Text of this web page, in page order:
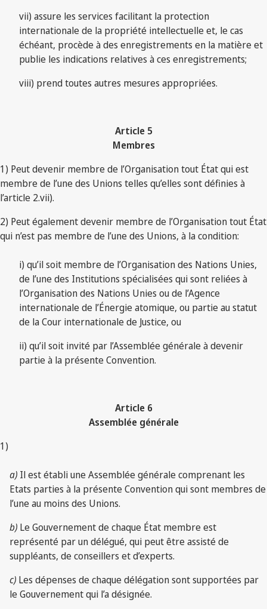
vii) assure les services facilitant la protection
internationale de la propriété intellectuelle et, le cas
échéant, procède à des enregistrements en la matière et
publie les indications relatives à ces enregistrements;
viii) prend toutes autres mesures appropriées.
Article 5
Membres
1) Peut devenir membre de l’Organisation tout État qui est
membre de l’une des Unions telles qu’elles sont définies à
l’article 2.vii).
2) Peut également devenir membre de l’Organisation tout État
qui n’est pas membre de l’une des Unions, à la condition:
i) qu’il soit membre de l’Organisation des Nations Unies,
de l’une des Institutions spécialisées qui sont reliées à
l’Organisation des Nations Unies ou de l’Agence
internationale de l’Énergie atomique, ou partie au statut
de la Cour internationale de Justice, ou
ii) qu’il soit invité par l’Assemblée générale à devenir
partie à la présente Convention.
Article 6
Assemblée générale
1)
a) Il est établi une Assemblée générale comprenant les
Etats parties à la présente Convention qui sont membres de
l’une au moins des Unions.
b) Le Gouvernement de chaque État membre est
représenté par un délégué, qui peut être assisté de
suppléants, de conseillers et d’experts.
c) Les dépenses de chaque délégation sont supportées par
le Gouvernement qui l’a désignée.